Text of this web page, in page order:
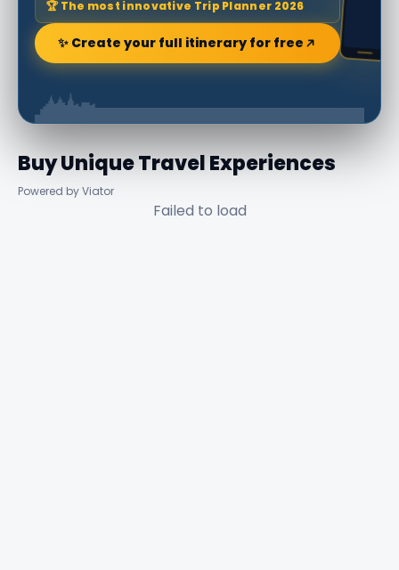
🏆 The most innovative Trip Planner 2026
✨ Create your full itinerary for free
Buy Unique Travel Experiences
Powered by Viator
Failed to load